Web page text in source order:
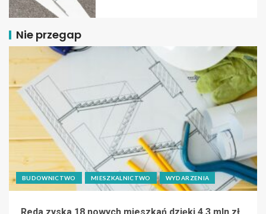
Nie przegap
BUDOWNICTWO MIESZKALNICTWO WYDARZENIA